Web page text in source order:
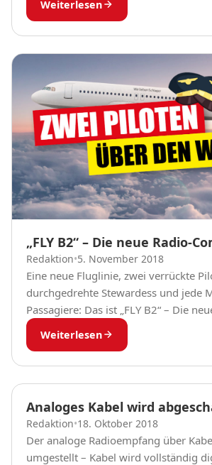
Weiterlesen
„FLY B2“ – Die neue Radio-
Redaktion•5. November 2018
Eine neue Fluglinie, zwei verrückte
durchgedrehte Stewardess und jede
Passagiere: Das ist „FLY B2“ – Die
nur bei radio B2 Deutschlands
Weiterlesen
Analoges Kabel wird
Redaktion•18. Oktober 2018
Der analoge Radioempfang über
umgestellt – Kabel wird vollständig